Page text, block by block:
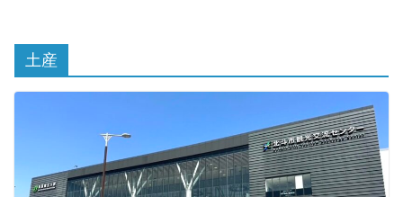
土産